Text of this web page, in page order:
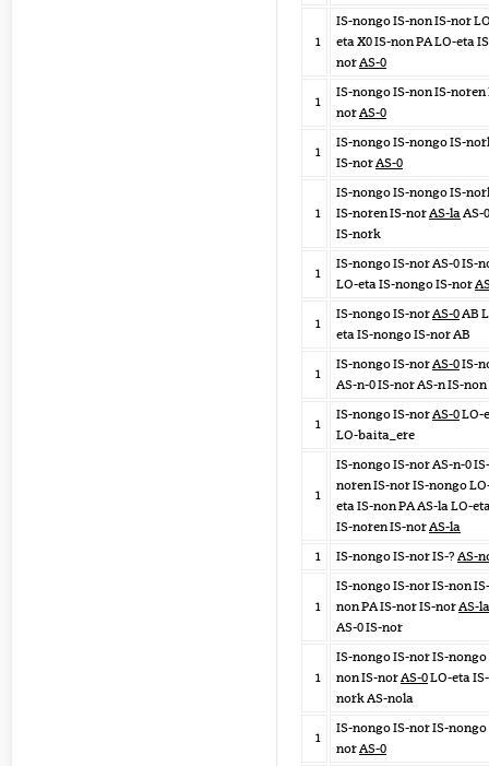
1
IS-nongo IS-non IS-nor
eta X0 IS-non PA LO-eta
norAS-0
1
IS-nongo IS-non IS-noren
norAS-0
1
IS-nongo IS-nongo IS-
IS-norAS-0
1
IS-nongo IS-nongo IS-
IS-noren IS-norAS-laAS-0
IS-nork
1
IS-nongo IS-nor AS-0 IS-
LO-eta IS-nongo IS-nor
1
IS-nongo IS-norAS-0AB
eta IS-nongo IS-nor AB
1
IS-nongo IS-norAS-0IS-
AS-n-0 IS-nor AS-n IS-non
1
IS-nongo IS-norAS-0LO-
LO-baita_ere
1
IS-nongo IS-nor AS-n-0 IS-
noren IS-nor IS-nongo
eta IS-non PA AS-la LO-
IS-noren IS-norAS-la
1
IS-nongo IS-nor IS-? AS-
1
IS-nongo IS-nor IS-non IS-
non PA IS-nor IS-norAS-la
AS-0 IS-nor
1
IS-nongo IS-nor IS-nongo
non IS-norAS-0LO-eta IS-
nork AS-nola
1
IS-nongo IS-nor IS-nongo
norAS-0